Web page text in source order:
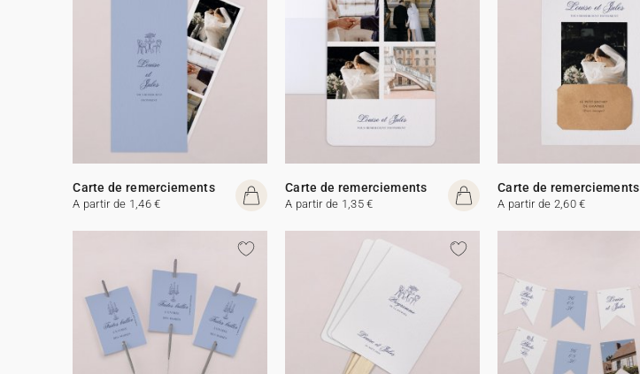
Carte de remerciements
A partir de 1,46 €
Carte de remerciements
A partir de 1,35 €
Carte de remerciements
A partir de 2,60 €